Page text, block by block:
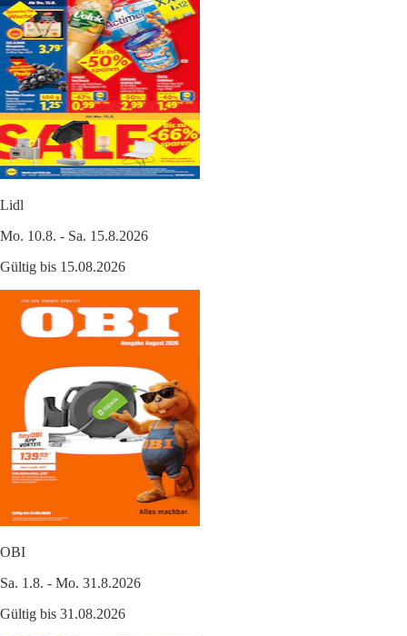
Lidl
Mo. 10.8. - Sa. 15.8.2026
Gültig bis 15.08.2026
OBI
Sa. 1.8. - Mo. 31.8.2026
Gültig bis 31.08.2026